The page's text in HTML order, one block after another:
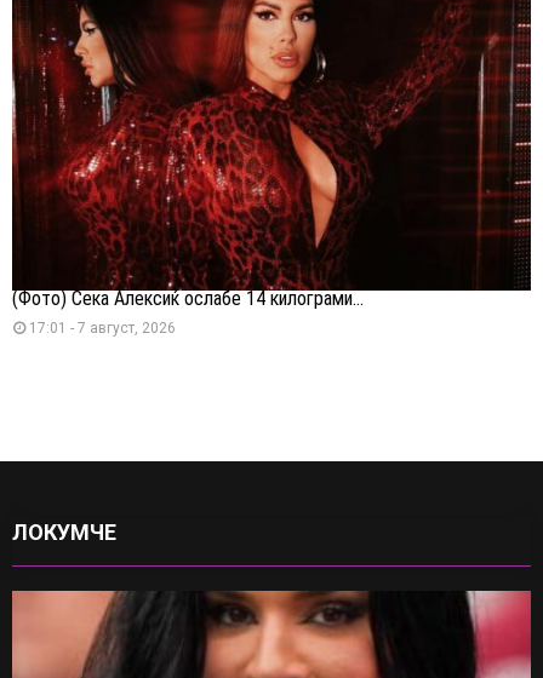
(Фото) Сека Алексиќ ослабе 14 килограми...
17:01 - 7 август, 2026
ЛОКУМЧЕ